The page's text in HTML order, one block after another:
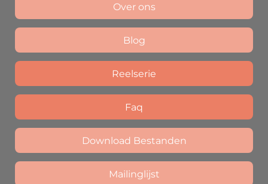
Over ons
Blog
Reelserie
Faq
Download Bestanden
Mailinglijst